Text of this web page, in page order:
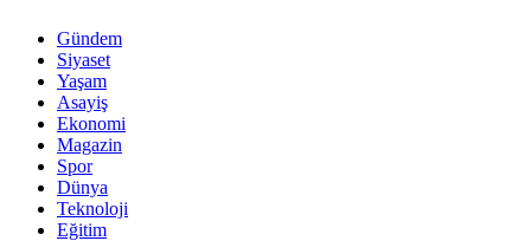
Gündem
Siyaset
Yaşam
Asayiş
Ekonomi
Magazin
Spor
Dünya
Teknoloji
Eğitim